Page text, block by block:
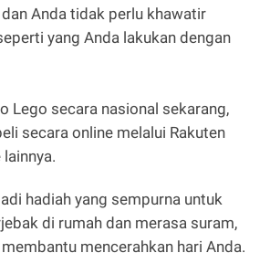
Anda tidak perlu khawatir
yang Anda lakukan dengan
Lego secara nasional sekarang,
secara online melalui Rakuten
hadiah yang sempurna untuk
di rumah dan merasa suram,
mencerahkan hari Anda.